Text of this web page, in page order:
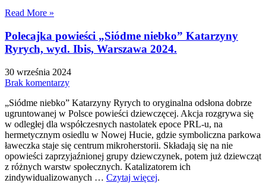
Read More »
Polecajka powieści „Siódme niebko” Katarzyny
Ryrych, wyd. Ibis, Warszawa 2024.
30 września 2024
Brak komentarzy
„Siódme niebko” Katarzyny Ryrych to oryginalna odsłona dobrze
ugruntowanej w Polsce powieści dziewczęcej. Akcja rozgrywa się
w odległej dla współczesnych nastolatek epoce PRL-u, na
hermetycznym osiedlu w Nowej Hucie, gdzie symboliczna parkowa
ławeczka staje się centrum mikroherstorii. Składają się na nie
opowieści zaprzyjaźnionej grupy dziewczynek, potem już dziewcząt
z różnych warstw społecznych. Katalizatorem ich
zindywidualizowanych … Czytaj więcej.